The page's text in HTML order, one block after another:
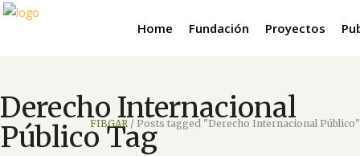
Home Fundación Proyectos
Derecho Internacional
Público Tag
FIBGAR / Posts tagged "Derecho Internacional Público"